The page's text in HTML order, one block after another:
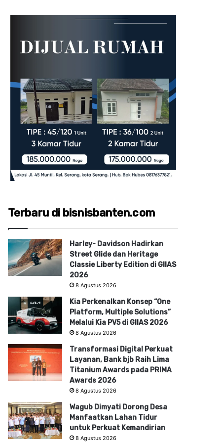
Terbaru di bisnisbanten.com
Harley- Davidson Hadirkan
Street Glide dan Heritage
Classie Liberty Edition di GIIAS
2026
8 Agustus 2026
Kia Perkenalkan Konsep “One
Platform, Multiple Solutions”
Melalui Kia PV5 di GIIAS 2026
8 Agustus 2026
Transformasi Digital Perkuat
Layanan, Bank bjb Raih Lima
Titanium Awards pada PRIMA
Awards 2026
8 Agustus 2026
Wagub Dimyati Dorong Desa
Manfaatkan Lahan Tidur
untuk Perkuat Kemandirian
8 Agustus 2026